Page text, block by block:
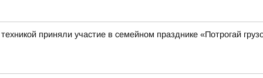
приняли участие в семейном празднике «Потрогай